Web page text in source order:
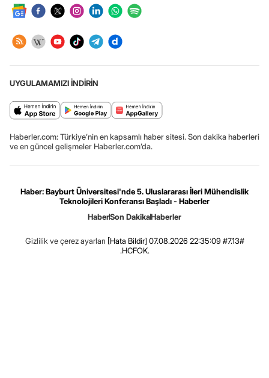
UYGULAMAMIZI İNDİRİN
Haberler.com: Türkiye’nin en kapsamlı haber sitesi. Son dakika haberleri
ve en güncel gelişmeler Haberler.com’da.
Haber: Bayburt Üniversitesi'nde 5. Uluslararası İleri Mühendislik
Teknolojileri Konferansı Başladı - Haberler
HaberSon DakikaHaberler
Gizlilik ve çerez ayarları [Hata Bildir] 07.08.2026 22:35:09 #7.13#
.HCFOK.